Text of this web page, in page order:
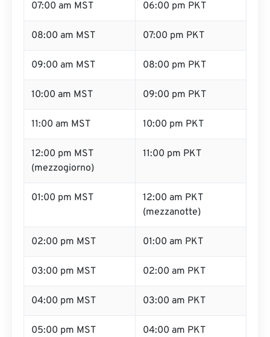
07:00 am MST 06:00 pm PKT
08:00 am MST 07:00 pm PKT
09:00 am MST 08:00 pm PKT
10:00 am MST 09:00 pm PKT
11:00 am MST 10:00 pm PKT
12:00 pm MST
(mezzogiorno)
11:00 pm PKT
01:00 pm MST
12:00 am PKT
(mezzanotte)
02:00 pm MST 01:00 am PKT
03:00 pm MST 02:00 am PKT
04:00 pm MST 03:00 am PKT
05:00 pm MST 04:00 am PKT